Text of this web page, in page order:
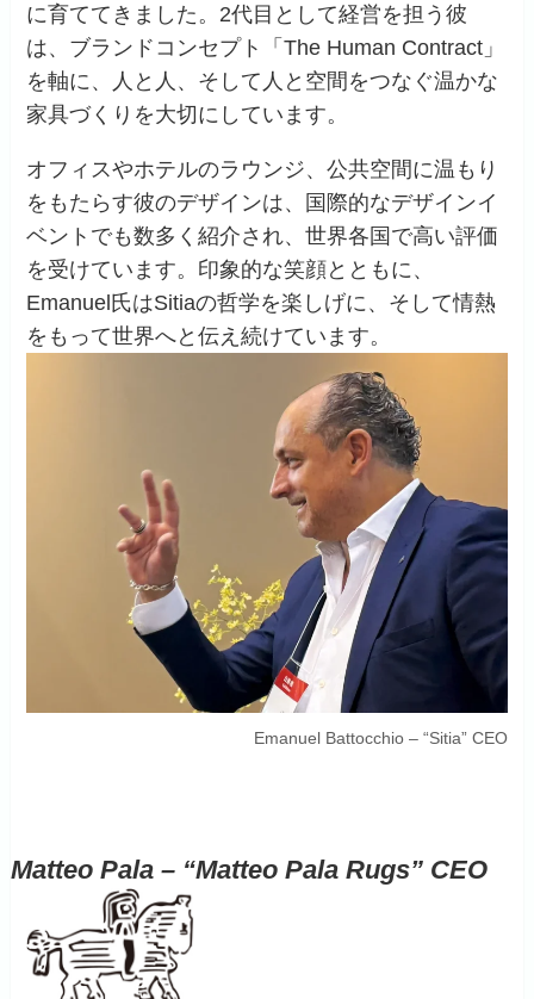
に育ててきました。2代目として経営を担う彼
は、ブランドコンセプト「The Human Contract」
を軸に、人と人、そして人と空間をつなぐ温かな
家具づくりを大切にしています。
オフィスやホテルのラウンジ、公共空間に温もり
をもたらす彼のデザインは、国際的なデザインイ
ベントでも数多く紹介され、世界各国で高い評価
を受けています。印象的な笑顔とともに、
Emanuel氏はSitiaの哲学を楽しげに、そして情熱
をもって世界へと伝え続けています。
Emanuel Battocchio – “Sitia” CEO
Matteo Pala – “Matteo Pala Rugs” CEO